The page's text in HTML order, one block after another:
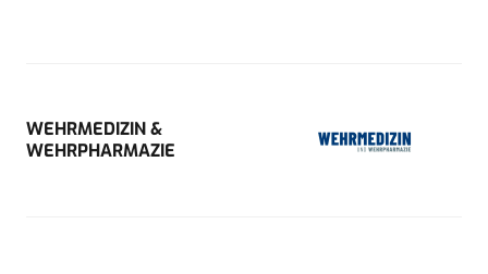
WEHRMEDIZIN &
WEHRPHARMAZIE